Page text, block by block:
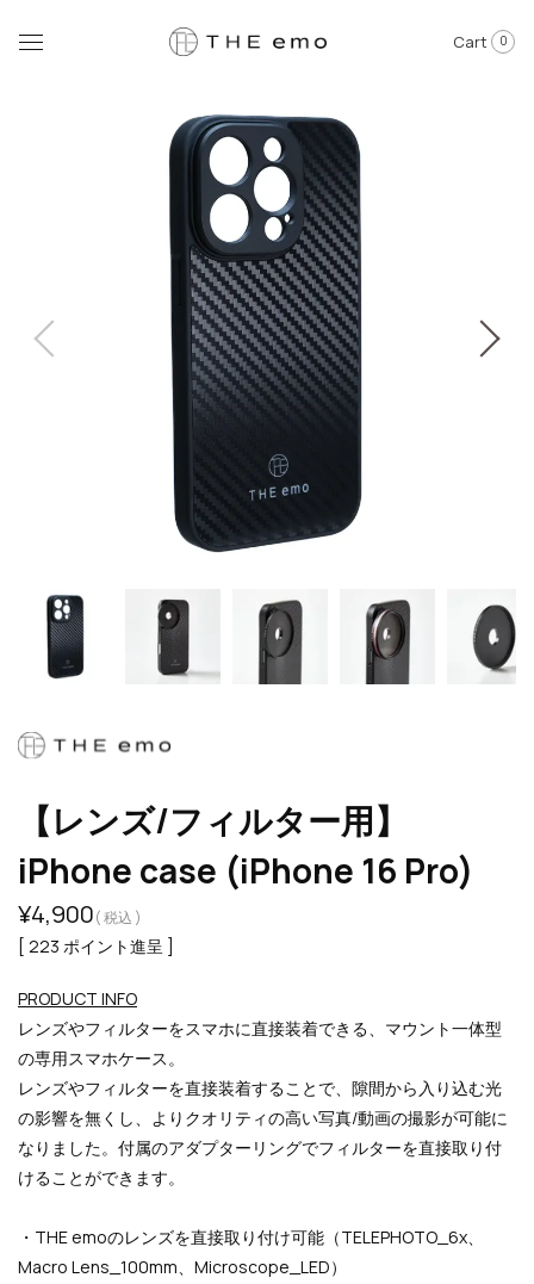
Cart 0
【レンズ/フィルター用】
iPhone case (iPhone 16 Pro)
¥4,900 税込
223 ポイント進呈 ]
PRODUCT INFO
レンズやフィルターをスマホに直接装着できる、マウント一体型
の専用スマホケース。
レンズやフィルターを直接装着することで、隙間から入り込む光
の影響を無くし、よりクオリティの高い写真/動画の撮影が可能に
なりました。 付属のアダプターリングでフィルターを直接取り付
けることができます。
・THE emoのレンズを直接取り付け可能（TELEPHOTO_6x、
Macro Lens_100mm、Microscope_LED）